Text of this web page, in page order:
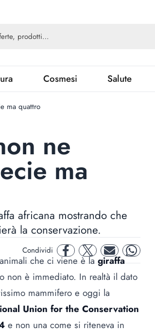
Cosmesi Salute
ma quattro
ne
ma
africana mostrando che
la conservazione.
Condividi facebooktwitter mail whatsapp
che ci viene è lagiraffa
non è immediato. In realtà il dato
mammifero e oggi la
Union for the Conservation
e non una come si riteneva in